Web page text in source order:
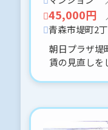
本3丁目１
申込予約、
とうござい
2026-03-
サンライト
た。♡カワ
ご検討、よ
45,000円
青森市堤町2
朝日プラザ
賃の見直しを